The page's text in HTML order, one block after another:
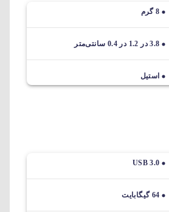
8 گرم
3.8 در 1.2 در 0.4 سانتی‌متر
استیل
USB 3.0
64 گیگابایت